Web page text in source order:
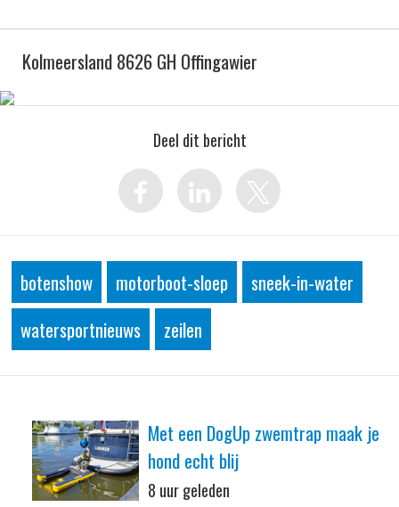
Kolmeersland 8626 GH Offingawier
Deel dit bericht
botenshow motorboot-sloep
sneek-in-water
watersportnieuws
zeilen
Met een DogUp zwemtrap maak je
hond echt blij
8 uur geleden